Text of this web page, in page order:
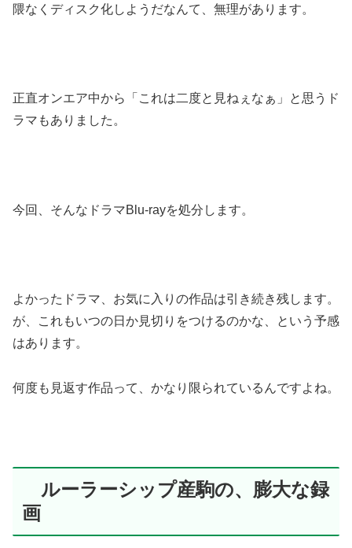
隈なくディスク化しようだなんて、無理があります。
正直オンエア中から「これは二度と見ねぇなぁ」と思うド
ラマもありました。
今回、そんなドラマBlu-rayを処分します。
よかったドラマ、お気に入りの作品は引き続き残します。
が、これもいつの日か見切りをつけるのかな、という予感
はあります。
何度も見返す作品って、かなり限られているんですよね。
ルーラーシップ産駒の、膨大な録
画